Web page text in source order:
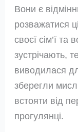
Вони є
розважатися
своєї сім’ї та
зустрічають,
виводилася
зберегли
встояти від
прогулянці.